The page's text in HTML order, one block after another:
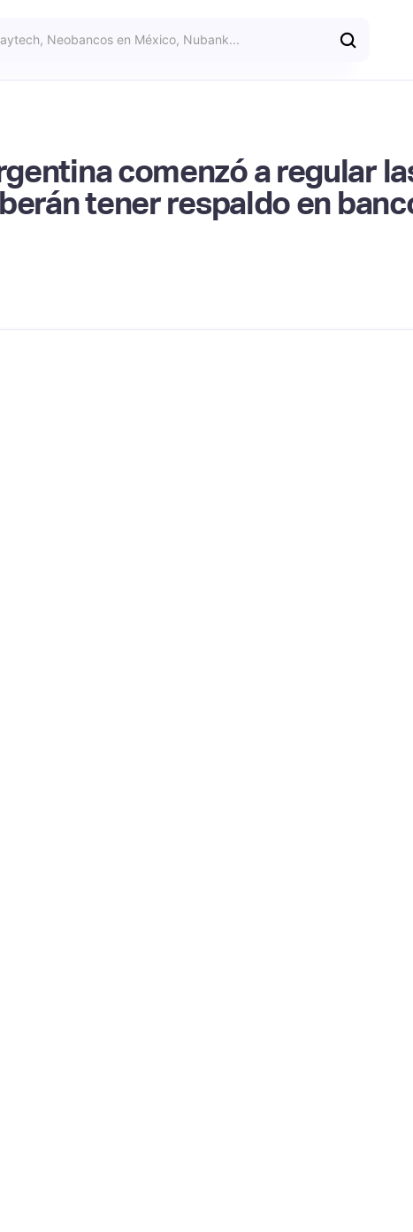
comenzó a regular
tener respaldo en